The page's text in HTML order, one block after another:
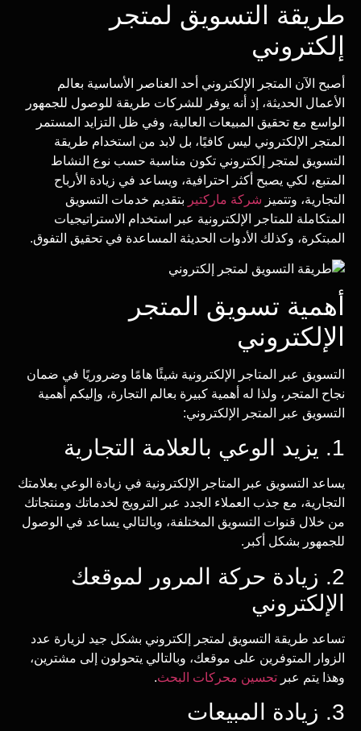
طريقة التسويق لمتجر
إلكتروني
أصبح الآن المتجر الإلكتروني أحد العناصر الأساسية بعالم
الأعمال الحديثة، إذ أنه يوفر للشركات طريقة للوصول للجمهور
الواسع مع تحقيق المبيعات العالية، وفي ظل التزايد المستمر
المتجر الإلكتروني ليس كافيًا، بل لابد من استخدام طريقة
التسويق لمتجر إلكتروني تكون مناسبة حسب نوع النشاط
المتبع، لكي يصبح أكثر احترافية، ويساعد في زيادة الأرباح
التجارية، وتتميز شركة ماركتير بتقديم خدمات التسويق
المتكاملة للمتاجر الإلكترونية عبر استخدام الاستراتيجيات
المبتكرة، وكذلك الأدوات الحديثة المساعدة في تحقيق التفوق.
أهمية تسويق المتجر
الإلكتروني
التسويق عبر المتاجر الإلكترونية شيئًا هامًا وضروريًا في ضمان
نجاح المتجر، ولذا له أهمية كبيرة بعالم التجارة، وإليكم أهمية
التسويق عبر المتجر الإلكتروني:
1. يزيد الوعي بالعلامة التجارية
يساعد التسويق عبر المتاجر الإلكترونية في زيادة الوعي بعلامتك
التجارية، مع جذب العملاء الجدد عبر الترويج لخدماتك ومنتجاتك
من خلال قنوات التسويق المختلفة، وبالتالي يساعد في الوصول
للجمهور بشكل أكبر.
2. زيادة حركة المرور لموقعك
الإلكتروني
تساعد طريقة التسويق لمتجر إلكتروني بشكل جيد لزيارة عدد
الزوار المتوفرين على موقعك، وبالتالي يتحولون إلى مشترين،
وهذا يتم عبر تحسين محركات البحث.
3. زيادة المبيعات